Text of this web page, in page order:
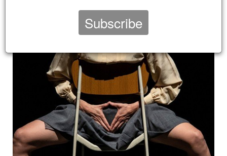
march 29, 2025 ore 20:30